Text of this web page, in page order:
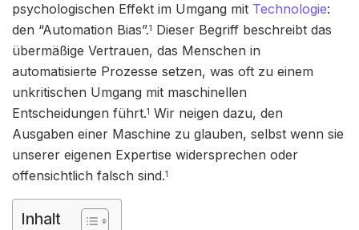
psychologischen Effekt im Umgang mit Technologie:
den “Automation Bias”.1
Dieser Begriff beschreibt das
übermäßige Vertrauen, das Menschen in
automatisierte Prozesse setzen, was oft zu einem
unkritischen Umgang mit maschinellen
Entscheidungen führt.1 Wir neigen dazu, den
Ausgaben einer Maschine zu glauben, selbst wenn sie
unserer eigenen Expertise widersprechen oder
offensichtlich falsch sind.1
Inhalt